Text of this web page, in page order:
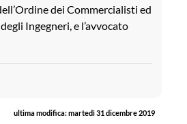
dei Commercialisti ed
Ingegneri, e l’avvocato
ultima modifica:martedì 31 dicembre 2019